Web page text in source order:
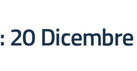
20 Dicembre